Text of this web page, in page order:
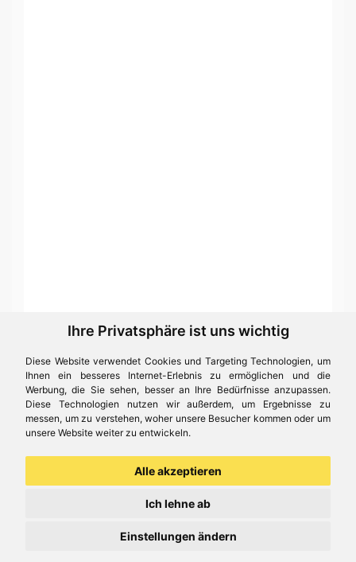
Ihre Privatsphäre ist uns wichtig
Diese Website verwendet Cookies und Targeting Technologien, um
Ihnen ein besseres Internet-Erlebnis zu ermöglichen und die
Werbung, die Sie sehen, besser an Ihre Bedürfnisse anzupassen.
Diese Technologien nutzen wir außerdem, um Ergebnisse zu
messen, um zu verstehen, woher unsere Besucher kommen oder um
unsere Website weiter zu entwickeln.
Alle akzeptieren
Ich lehne ab
Einstellungen ändern